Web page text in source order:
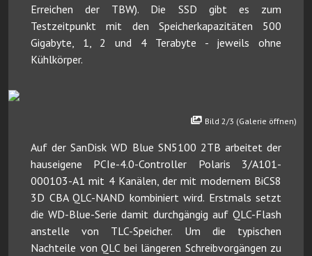
Erreichen der TBW). Die SSD gibt es zum
Testzeitpunkt mit den Speicherkapazitäten 500
Gigabyte, 1, 2 und 4 Terabyte - jeweils ohne
Kühlkörper.
Bild 2/3 (Galerie öffnen)
Auf der SanDisk WD Blue SN5100 2TB arbeitet der
hauseigene PCIe-4.0-Controller Polaris 3/A101-
000103-A1 mit 4 Kanälen, der mit modernem BiCS8
3D CBA QLC-NAND kombiniert wird. Erstmals setzt
die WD-Blue-Serie damit durchgängig auf QLC-Flash
anstelle von TLC-Speicher. Um die typischen
Nachteile von QLC bei längeren Schreibvorgängen zu